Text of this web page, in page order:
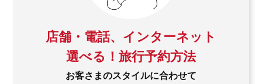
店舗・電話、インターネット
選べる！旅行予約方法
お客さまのスタイルに合わせて